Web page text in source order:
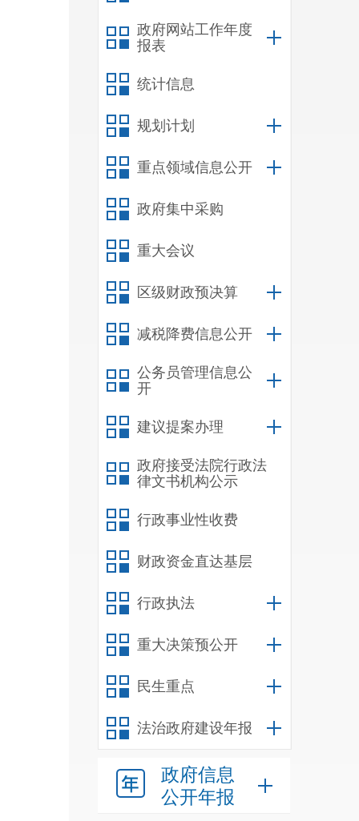
政府网站工作年度
报表
统计信息
规划计划
重点领域信息公开
政府集中采购
重大会议
区级财政预决算
减税降费信息公开
公务员管理信息公
开
建议提案办理
政府接受法院行政法
律文书机构公示
行政事业性收费
财政资金直达基层
行政执法
重大决策预公开
民生重点
法治政府建设年报
政府信息
公开年报